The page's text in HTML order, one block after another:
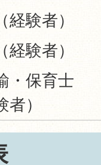
経験者）
験者）
・保育士
者）